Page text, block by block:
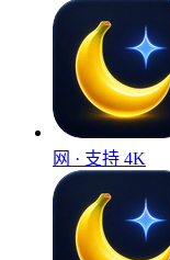
网 · 支持 4K